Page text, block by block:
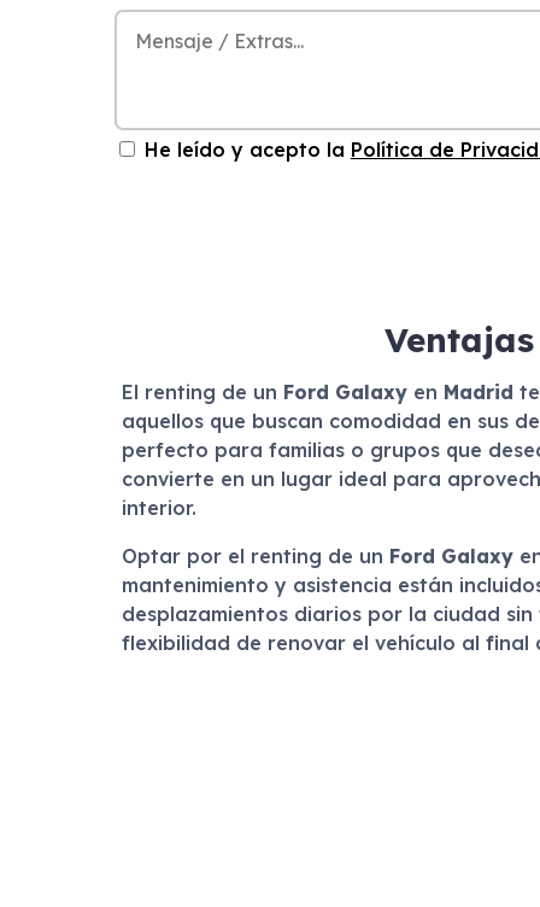
He leído y acepto la Política de
El renting de un Ford Galaxyen Madrid
aquellos que buscan comodidad en sus
perfecto para familias o grupos que
convierte en un lugar ideal para
interior.
Optar por el renting de un Ford Galaxy
mantenimiento y asistencia están
desplazamientos diarios por la ciudad
flexibilidad de renovar el vehículo al